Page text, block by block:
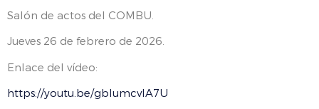
Salón de actos del COMBU.
Jueves 26 de febrero de 2026.
Enlace del vídeo:
https://youtu.be/gbIumcvlA7U